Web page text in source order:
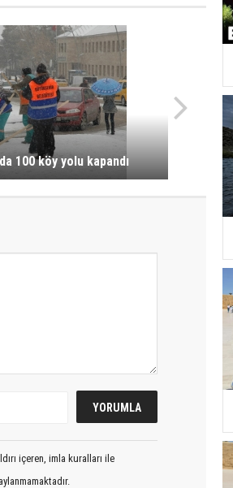
100 köy yolu kapandı
içeren, imla kuralları ile